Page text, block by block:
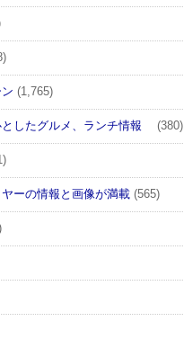
(1,765)
したグルメ、ランチ情報 (380)
ーの情報と画像が満載 (565)